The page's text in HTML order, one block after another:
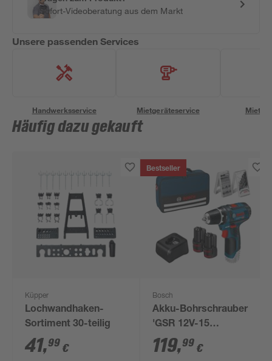
Sofort-Videoberatung aus dem Markt
Unsere passenden Services
Handwerksservice Mietgeräteservice
Häufig dazu gekauft
Küpper
Lochwandhaken-
Sortiment 30-teilig
41,99 €
Bestseller
Bosch
Akku-Bohrschrauber
'GSR 12V-15
Professional' mit 2
Akkus, Tasche und
119,99 €